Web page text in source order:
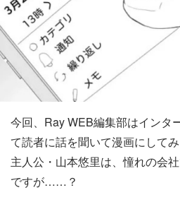
今回、Ray WEB編集部はインタ
て読者に話を聞いて漫画にしてみ
主人公・山本悠里は、憧れの会
ですが……？